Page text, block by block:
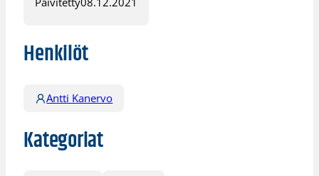
Henkilöt
Antti Kanervo
Kategoriat